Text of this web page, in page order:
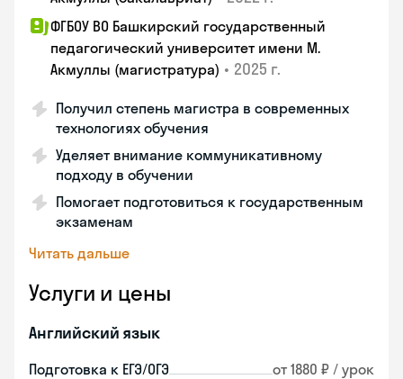
ФГБОУ ВО Башкирский государственный
педагогический университет имени М.
Акмуллы (магистратура) • 2025 г.
Получил степень магистра в современных
технологиях обучения
Уделяет внимание коммуникативному
подходу в обучении
Помогает подготовиться к государственным
экзаменам
Читать дальше
Услуги и цены
Английский язык
Подготовка к ЕГЭ/ОГЭ от 1880 ₽ / урок